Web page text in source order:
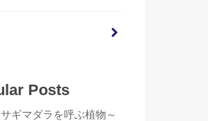
Posts
ギマダラを呼ぶ植物～